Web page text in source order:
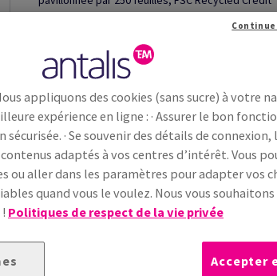
Promotions: Déstockage: des prix
sur une sél...
Information additionnelle
fibres recyclées post-
responsable.
appliquons des cookies (sans sucre) à votre
expérience en ligne : · Assurer le bon
· Se souvenir des détails de connexion,
adaptés à vos centres d’intérêt. Vous
ou aller dans les paramètres pour adapter vos
quand vous le voulez. Nous vous souhaitons
Politiques de respect de la vie privée
Accepter